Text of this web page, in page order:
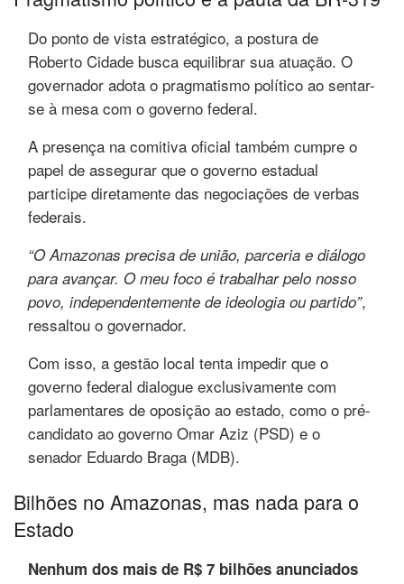
Do ponto de vista estratégico, a postura de
Roberto Cidade busca equilibrar sua atuação. O
governador adota o pragmatismo político ao sentar-
se à mesa com o governo federal.
A presença na comitiva oficial também cumpre o
papel de assegurar que o governo estadual
participe diretamente das negociações de verbas
federais.
“O Amazonas precisa de união, parceria e diálogo
para avançar. O meu foco é trabalhar pelo nosso
povo, independentemente de ideologia ou partido”,
ressaltou o governador.
Com isso, a gestão local tenta impedir que o
governo federal dialogue exclusivamente com
parlamentares de oposição ao estado, como o pré-
candidato ao governo Omar Aziz (PSD) e o
senador Eduardo Braga (MDB).
Bilhões no Amazonas, mas nada para o
Estado
Nenhum dos mais de R$ 7 bilhões anunciados